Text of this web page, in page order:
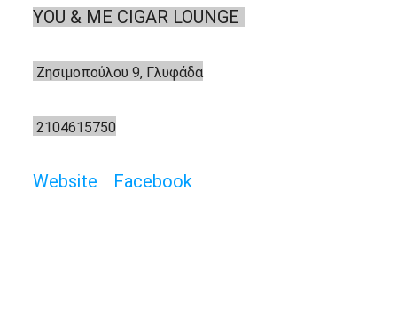
YOU & ME CIGAR LOUNGE
Ζησιμοπούλου 9, Γλυφάδα
2104615750
Website Facebook